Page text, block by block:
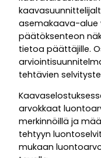
asemakaava-alue
päätöksenteon
tietoa päättäjille.
tehtävien
arvokkaat
merkinnöillä ja
tehtyyn
mukaan